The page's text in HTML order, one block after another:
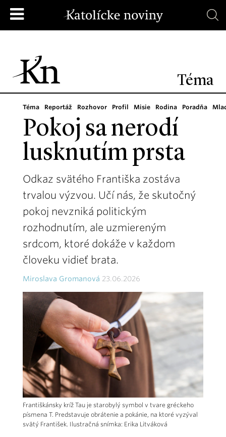
Téma
Téma Reportáž Rozhovor Profil Misie Rodina Poradňa
Pokoj sa nerodí
lusknutím prsta
Odkaz svätého Františka zostáva
trvalou výzvou. Učí nás, že skutočný
pokoj nevzniká politickým
rozhodnutím, ale uzmiereným
srdcom, ktoré dokáže v každom
človeku vidieť brata.
Miroslava Gromanová 23.06.2026
Františkánsky kríž Tau je starobylý symbol v tvare gréckeho
písmena T. Predstavuje obrátenie a pokánie, na ktoré vyzýval
svätý František. Ilustračná snímka: Erika Litváková